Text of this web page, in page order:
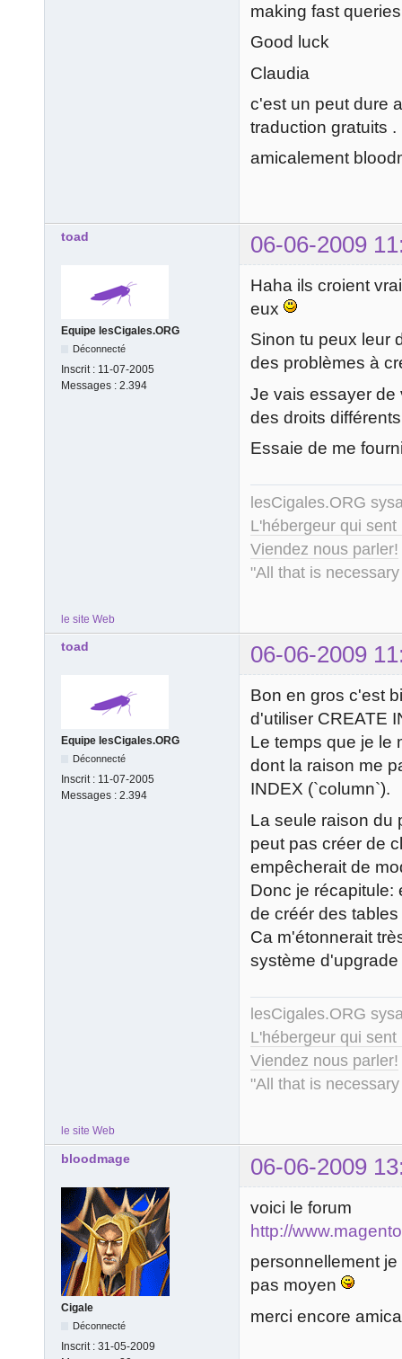
making fast
Good luck
Claudia
c'est un peut dure
traduction gratuits .
amicalement
toad 06-06-2009
Equipe lesCigales.ORG
Déconnecté
Inscrit : 11-07-2005
Messages : 2.394
Haha ils croient
eux
Sinon tu peux leur
des problèmes à
Je vais essayer de
des droits
Essaie de me
lesCigales.ORG
L'hébergeur qui
Viendez nous parler!
"All that is
le site Web
toad 06-06-2009
Equipe lesCigales.ORG
Déconnecté
Inscrit : 11-07-2005
Messages : 2.394
Bon en gros c'est
d'utiliser CREATE
Le temps que je le
dont la raison me
INDEX (`column`).
La seule raison du
peut pas créer de
empêcherait de
Donc je récapitule:
de créér des
Ca m'étonnerait
système
lesCigales.ORG
L'hébergeur qui
Viendez nous parler!
"All that is
le site Web
bloodmage 06-06-2009
Cigale
Déconnecté
Inscrit : 31-05-2009
voici le forum
http://
personnellement
pas moyen
merci encore